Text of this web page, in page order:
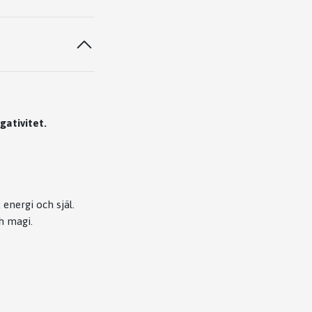
och själ.
magi.